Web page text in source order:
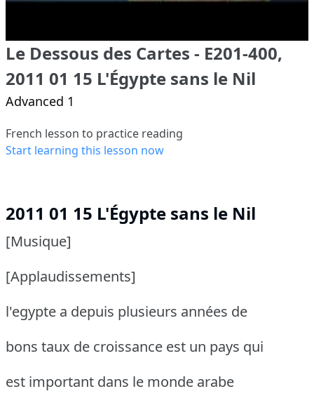
Le Dessous des Cartes - E201-400,
2011 01 15 L'Égypte sans le Nil
Advanced 1
French lesson to practice reading
Start learning this lesson now
2011 01 15 L'Égypte sans le Nil
[Musique]
[Applaudissements]
l'egypte a depuis plusieurs années de
bons taux de croissance est un pays qui
est important dans le monde arabe